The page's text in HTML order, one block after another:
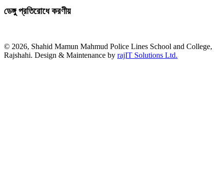
ডেঙ্গু প্রতিরোধে করণীয়
© 2026, Shahid Mamun Mahmud Police Lines School and College,
Rajshahi. Design & Maintenance by rajIT Solutions Ltd.